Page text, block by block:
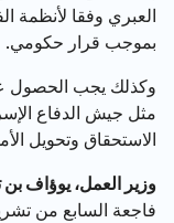
العبري وفقا لأنظمة
بموجب قرار حكومي.
وكذلك يجب الحصول
مثل جيش الدفاع
الاستحقاق وتحويل
وزير العمل، يوؤاف بن
فاجعة السابع من